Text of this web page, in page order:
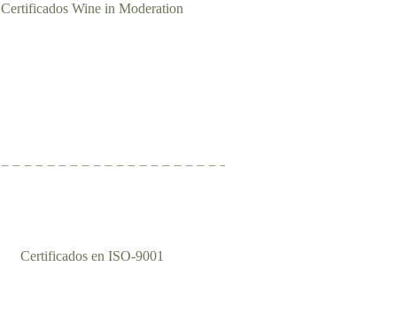
Certificados Wine in Moderation
Certificados en ISO-9001